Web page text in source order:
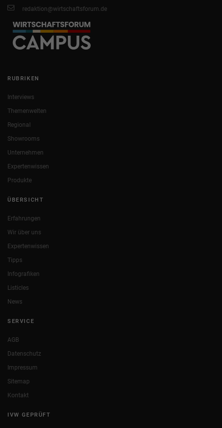
redaktion@wirtschaftsforum.de
RUBRIKEN
Interviews
Themenwelten
Regional
Showrooms
Unternehmen
Expertenwissen
Produkte
ÜBERSICHT
Erfahrungen
Wir über uns
Expertenwissen
Tipps
Infografiken
Listicles
News
SERVICE
AGB
Datenschutz
Impressum
Sitemap
Kontakt
IVW GEPRÜFT